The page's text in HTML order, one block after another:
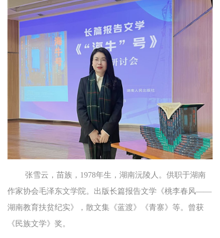
张雪云，苗族，1978年生，湖南沅陵人。供职于湖南
作家协会毛泽东文学院。出版长篇报告文学《桃李春风——
湖南教育扶贫纪实》，散文集《蓝渡》《青寨》等。曾获
《民族文学》奖。